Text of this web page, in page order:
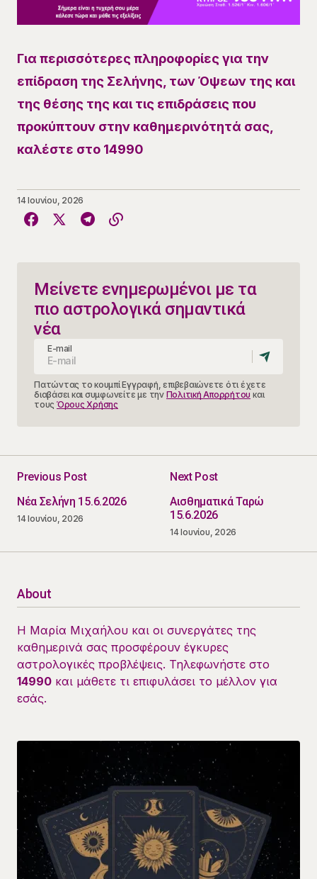
Για περισσότερες πληροφορίες για την
επίδραση της Σελήνης, των Όψεων της και
της θέσης της και τις επιδράσεις που
προκύπτουν στην καθημερινότητά σας,
καλέστε στο 14990
14 Ιουνίου, 2026
Μείνετε ενημερωμένοι με τα
πιο αστρολογικά σημαντικά
νέα
E-mail
Πατώντας το κουμπί Εγγραφή, επιβεβαιώνετε ότι έχετε
διαβάσει και συμφωνείτε με την Πολιτική Απορρήτου και
τους Όρους Χρήσης
Previous Post
Νέα Σελήνη 15.6.2026
14 Ιουνίου, 2026
Next Post
Αισθηματικά Ταρώ
15.6.2026
14 Ιουνίου, 2026
About
Η Μαρία Μιχαήλου και οι συνεργάτες της
καθημερινά σας προσφέρουν έγκυρες
αστρολογικές προβλέψεις. Τηλεφωνήστε στο
14990 και μάθετε τι επιφυλάσει το μέλλον για
εσάς.